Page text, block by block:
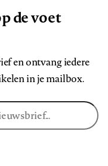
de voet
en ontvang iedere
in je mailbox.